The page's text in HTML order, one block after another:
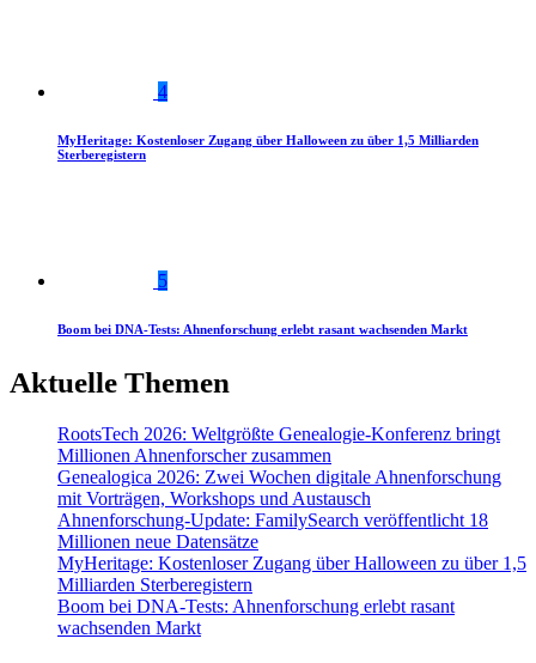
4
MyHeritage: Kostenloser Zugang über Halloween zu über 1,5 Milliarden
Sterberegistern
5
Boom bei DNA-Tests: Ahnenforschung erlebt rasant wachsenden Markt
Aktuelle Themen
RootsTech 2026: Weltgrößte Genealogie-Konferenz bringt
Millionen Ahnenforscher zusammen
Genealogica 2026: Zwei Wochen digitale Ahnenforschung
mit Vorträgen, Workshops und Austausch
Ahnenforschung-Update: FamilySearch veröffentlicht 18
Millionen neue Datensätze
MyHeritage: Kostenloser Zugang über Halloween zu über 1,5
Milliarden Sterberegistern
Boom bei DNA-Tests: Ahnenforschung erlebt rasant
wachsenden Markt